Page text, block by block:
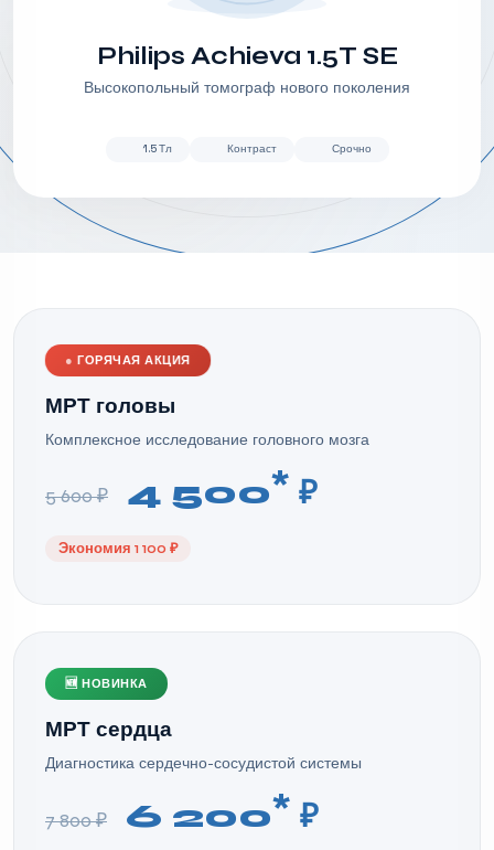
Philips Achieva 1.5T SE
Высокопольный томограф нового поколения
1.5 Тл Контраст Срочно
●ГОРЯЧАЯ АКЦИЯ
МРТ головы
Комплексное исследование головного мозга
5 600 ₽ 4 500* ₽
Экономия 1 100 ₽
🆕 НОВИНКА
МРТ сердца
Диагностика сердечно-сосудистой системы
7 800 ₽ 6 200* ₽